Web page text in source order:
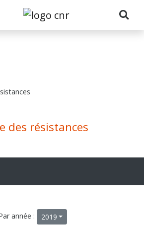
des résistances
année : 2019